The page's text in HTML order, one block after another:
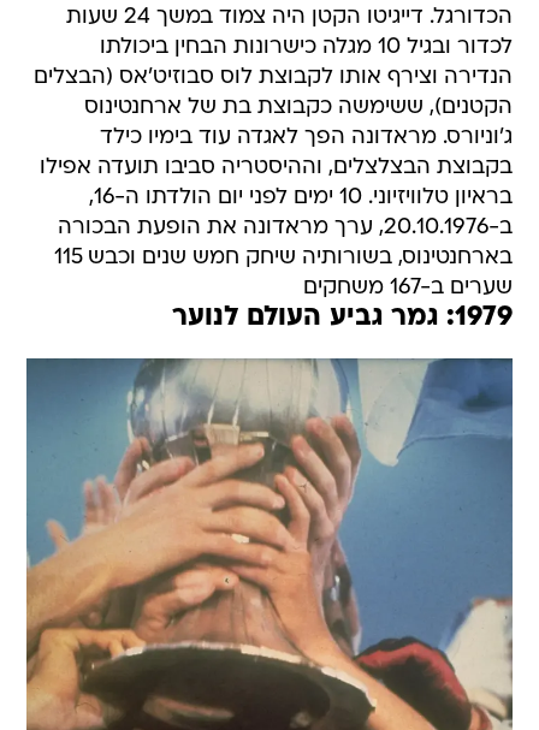
הכדורגל. דייגיטו הקטן היה צמוד במשך 24 שעות
לכדור ובגיל 10 מגלה כישרונות הבחין ביכולתו
הנדירה וצירף אותו לקבוצת לוס סבוזיט'אס (הבצלים
הקטנים), ששימשה כקבוצת בת של ארחנטינוס
ג'וניורס. מראדונה הפך לאגדה עוד בימיו כילד
בקבוצת הבצלצלים, וההיסטריה סביבו תועדה אפילו
בראיון טלוויזיוני. 10 ימים לפני יום הולדתו ה-16,
ב-20.10.1976, ערך מראדונה את הופעת הבכורה
בארחנטינוס, בשורותיה שיחק חמש שנים וכבש 115
שערים ב-167 משחקים
1979: גמר גביע העולם לנוער